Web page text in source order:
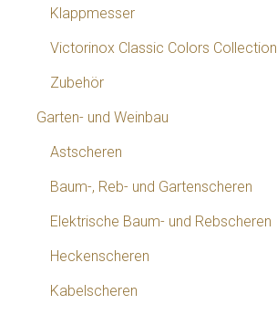
Klappmesser
Victorinox Classic Colors Collection
Zubehör
Garten- und Weinbau
Astscheren
Baum-, Reb- und Gartenscheren
Elektrische Baum- und Rebscheren
Heckenscheren
Kabelscheren